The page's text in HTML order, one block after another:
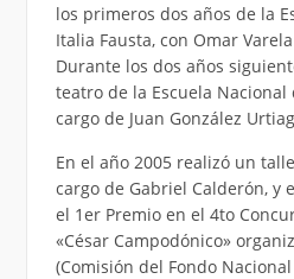
los primeros dos años de la
Italia Fausta, con Omar
Durante los dos años
teatro de la Escuela Nacional
cargo de Juan González
En el año 2005 realizó un
cargo de Gabriel Calderón, y
el 1er Premio en el 4to
«César Campodónico»
(Comisión del Fondo